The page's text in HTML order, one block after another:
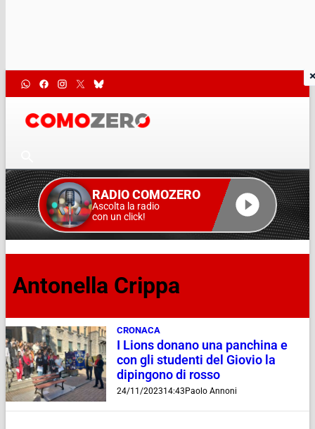
RADIO COMOZERO
Ascolta la radio
con un click!
Antonella Crippa
CRONACA
I Lions donano una panchina e
con gli studenti del Giovio la
dipingono di rosso
24/11/202314:43Paolo Annoni